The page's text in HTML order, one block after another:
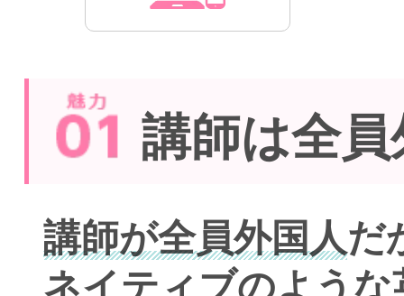
講師は全
講師が全員外国人だ
ネイティブのよう